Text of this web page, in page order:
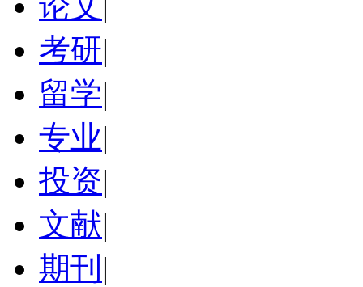
考研|
留学|
专业|
投资|
文献|
期刊 |